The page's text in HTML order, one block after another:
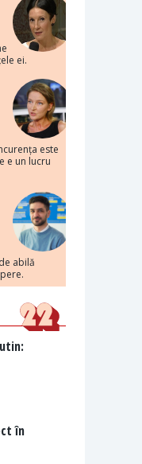
ei.
este
e un lucru
abilă
în